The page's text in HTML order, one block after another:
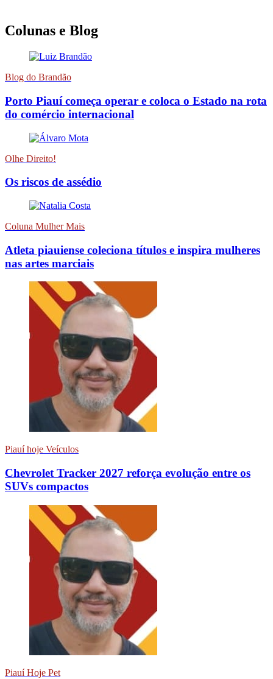
Colunas e Blog
Blog do Brandão
Porto Piauí começa operar e coloca o Estado na rota
do comércio internacional
Olhe Direito!
Os riscos de assédio
Coluna Mulher Mais
Atleta piauiense coleciona títulos e inspira mulheres
nas artes marciais
Piauí hoje Veículos
Chevrolet Tracker 2027 reforça evolução entre os
SUVs compactos
Piauí Hoje Pet